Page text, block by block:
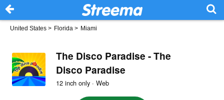
United States > Florida > Miami
The Disco Paradise - The
Disco Paradise
12 inch only · Web